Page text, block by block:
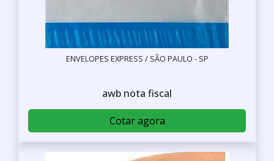
ENVELOPES EXPRESS / SÃO PAULO - SP
awb nota fiscal
Cotar agora